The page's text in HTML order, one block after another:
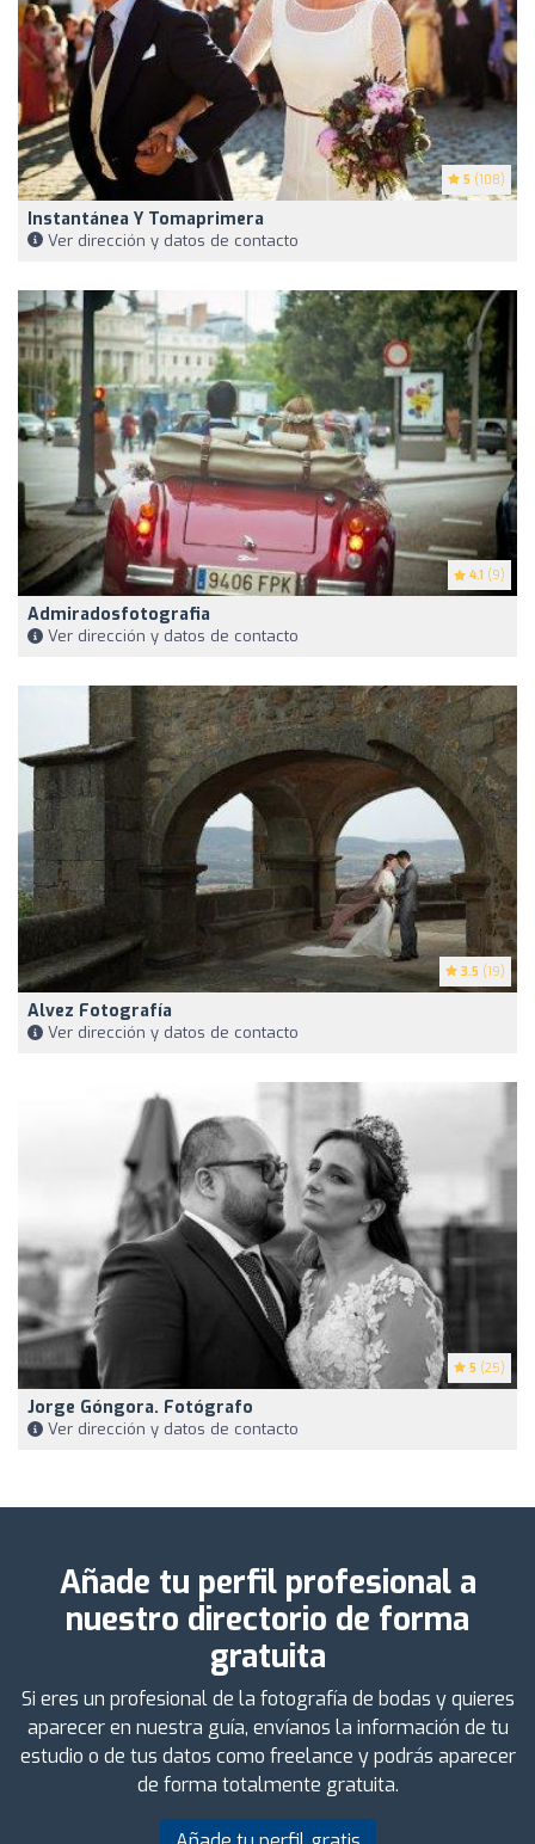
5 (108)
Instantánea Y Tomaprimera
Ver dirección y datos de contacto
4.1 (9)
Admiradosfotografia
Ver dirección y datos de contacto
3.5 (19)
Alvez Fotografía
Ver dirección y datos de contacto
5 (25)
Jorge Góngora. Fotógrafo
Ver dirección y datos de contacto
Añade tu perfil profesional a
nuestro directorio de forma
gratuita
Si eres un profesional de la fotografía de bodas y quieres
aparecer en nuestra guía, envíanos la información de tu
estudio o de tus datos como freelance y podrás aparecer
de forma totalmente gratuita.